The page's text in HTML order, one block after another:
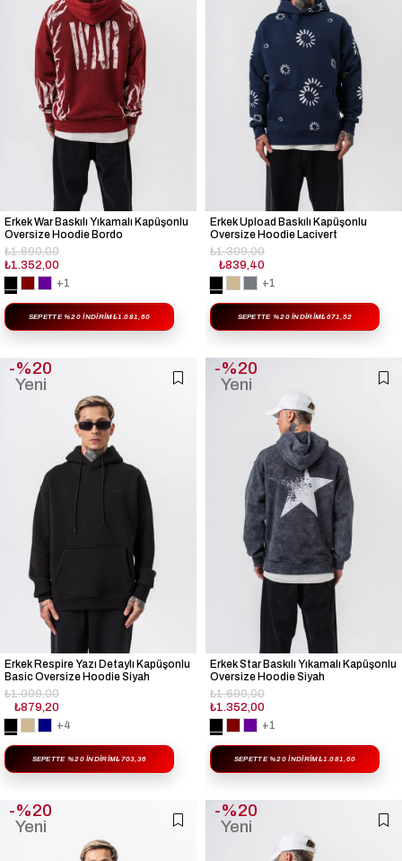
Erkek War Baskılı Yıkamalı Kapüşonlu
Oversize Hoodie Bordo
₺1.352,00
₺1.690,00
+1
SEPETTE %20 İNDIRIM₺1.081,60
Erkek Upload Baskılı Kapüşonlu
Oversize Hoodie Lacivert
₺839,40
₺1.399,00
+1
SEPETTE %20 İNDIRIM₺671,52
Erkek Respire Yazı Detaylı Kapüşonlu
Basic Oversize Hoodie Siyah
₺879,20
₺1.099,00
+4
SEPETTE %20 İNDIRIM₺703,36
%20
Yeni
Erkek Star Baskılı Yıkamalı Kapüşonlu
Oversize Hoodie Siyah
₺1.352,00
₺1.690,00
+1
SEPETTE %20 İNDIRIM₺1.081,60
%20
Yeni
%20
Yeni
%20
Yeni